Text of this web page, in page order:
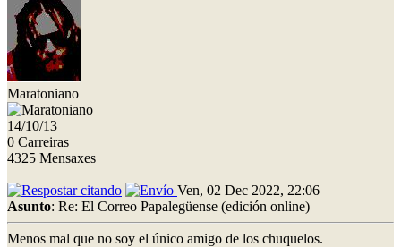
Maratoniano
14/10/13
0 Carreiras
4325 Mensaxes
Ven, 02 Dec 2022, 22:06
Asunto: Re: El Correo Papalegüense (edición online)
Menos mal que no soy el único amigo de los chuquelos.